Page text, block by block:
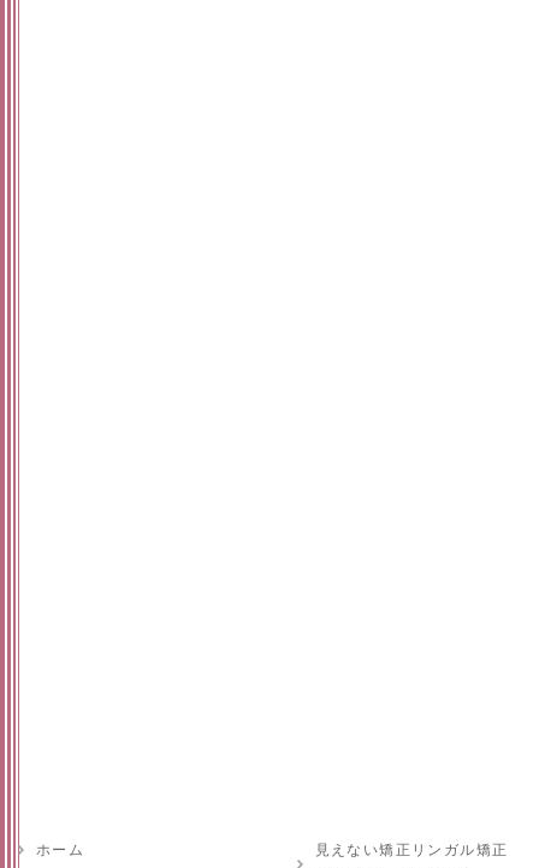
ホーム
見えない矯正リンガル矯正